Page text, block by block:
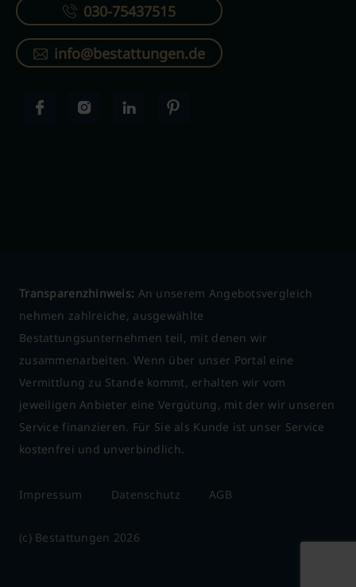
030-75437515
info@bestattungen.de
Transparenzhinweis: An unserem Angebotsvergleich
nehmen zahlreiche, ausgewählte
Bestattungsunternehmen teil, mit denen wir
zusammenarbeiten. Wenn über unser Portal eine
Vermittlung zu Stande kommt, erhalten wir vom
jeweiligen Anbieter eine Vergütung, mit der wir unseren
Service finanzieren. Für Sie als Kunde ist unser Service
kostenfrei und unverbindlich.
Impressum Datenschutz AGB
(c) Bestattungen 2026